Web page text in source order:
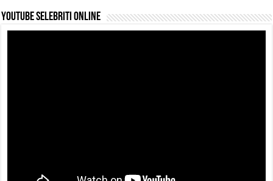
YouTube selebriti online